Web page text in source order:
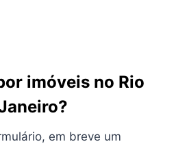
imóveis no Rio
em breve um